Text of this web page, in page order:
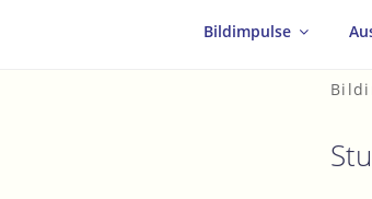
Bildimpulse